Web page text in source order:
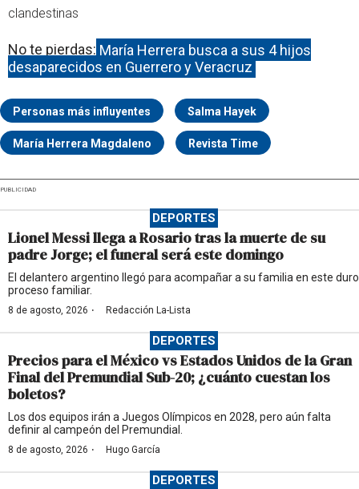
clandestinas
No te pierdas: María Herrera busca a sus 4 hijos
desaparecidos en Guerrero y Veracruz
Personas más influyentes Salma Hayek
María Herrera Magdaleno Revista Time
PUBLICIDAD
DEPORTES
Lionel Messi llega a Rosario tras la muerte de su
padre Jorge; el funeral será este domingo
El delantero argentino llegó para acompañar a su familia en este duro
proceso familiar.
8 de agosto, 2026 · Redacción La-Lista
DEPORTES
Precios para el México vs Estados Unidos de la Gran
Final del Premundial Sub-20; ¿cuánto cuestan los
boletos?
Los dos equipos irán a Juegos Olímpicos en 2028, pero aún falta
definir al campeón del Premundial.
8 de agosto, 2026 · Hugo García
DEPORTES